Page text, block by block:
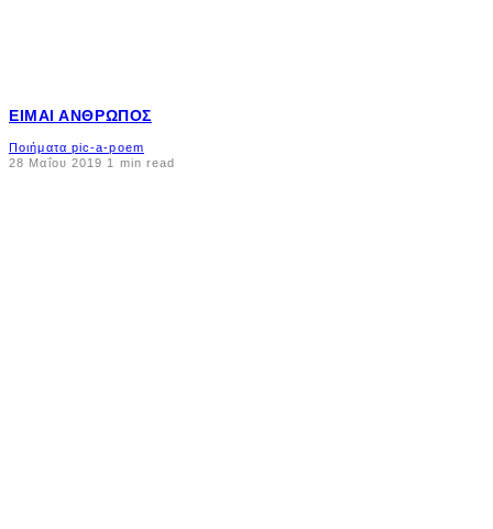
ΕΊΜΑΙ ΆΝΘΡΩΠΟΣ
Ποιήματα pic-a-poem
28 Μαΐου 2019 1 min read